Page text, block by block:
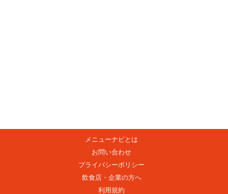
メニューナビとは
お問い合わせ
プライバシーポリシー
飲食店・企業の方へ
利用規約